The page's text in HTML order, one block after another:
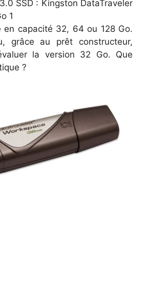
en capacité 32, 64 ou 128 Go.
grâce au prêt constructeur,
la version 32 Go. Que
?